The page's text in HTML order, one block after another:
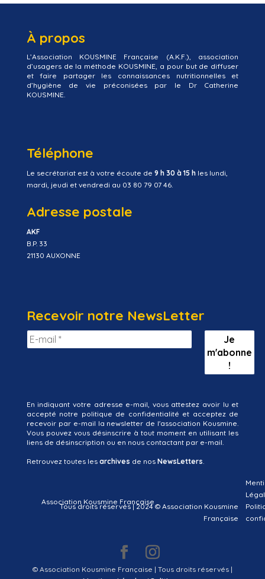
À propos
L’Association KOUSMINE Française (A.K.F.), association
d’usagers de la méthode KOUSMINE, a pour but de diffuser
et faire partager les connaissances nutritionnelles et
d’hygiène de vie préconisées par le Dr Catherine
KOUSMINE.
Association Kousmine Française
Téléphone
Le secrétariat est à votre écoute de 9 h 30 à 15 hles lundi,
mardi, jeudi et vendredi au 03 80 79 07 46.
Adresse postale
AKF
B.P. 33
21130 AUXONNE
Recevoir notre NewsLetter
En indiquant votre adresse e-mail, vous attestez avoir lu et
accepté notre politique de confidentialité et acceptez de
recevoir par e-mail la newsletter de l'association Kousmine.
Vous pouvez vous désinscrire à tout moment en utilisant les
liens de désinscription ou en nous contactant par e-mail.
Retrouvez toutes les archives de nos NewsLetters
Tous droits réservés | 2024 © Association Kousmine
Française
© Association Kousmine Française | Tous droits réservés |